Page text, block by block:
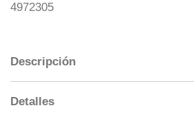
4972305
Descripción
Detalles